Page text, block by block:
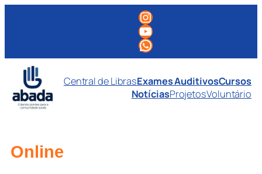
conteúdo
Instagram
Youtube
WhatsApp
Central de LibrasExames AuditivosCursos
NotíciasProjetosVoluntário
Online